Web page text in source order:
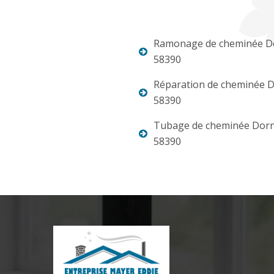
Ramonage de cheminée
58390
Réparation de cheminée
58390
Tubage de cheminée
58390